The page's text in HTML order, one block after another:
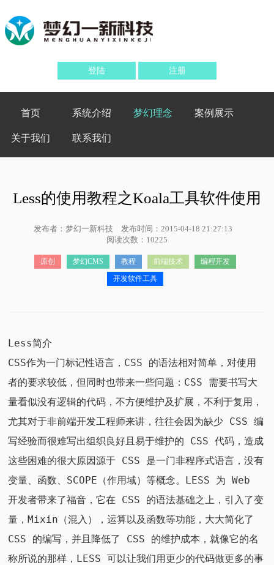
登陆 注册
首页 系统介绍 梦幻理念 案例展示
关于我们 联系我们
Less的使用教程之Koala工具软件使用
发布者：梦幻一新科技
发布时间：2015-04-18 21:27:13
阅读次数：10225
原创 梦幻CMS 教程 前端技术
编程开发
开发软件工具
Less简介
CSS作为一门标记性语言，CSS 的语法相对简单，对使用
者的要求较低，但同时也带来一些问题：CSS 需要书写大
量看似没有逻辑的代码，不方便维护及扩展，不利于复用，
尤其对于非前端开发工程师来讲，往往会因为缺少 CSS 编
写经验而很难写出组织良好且易于维护的 CSS 代码，造成
这些困难的很大原因源于 CSS 是一门非程序式语言，没有
变量、函数、SCOPE（作用域）等概念。LESS 为 Web
开发者带来了福音，它在 CSS 的语法基础之上，引入了变
量，Mixin（混入），运算以及函数等功能，大大简化了
CSS 的编写，并且降低了 CSS 的维护成本，就像它的名
称所说的那样，LESS 可以让我们用更少的代码做更多的事